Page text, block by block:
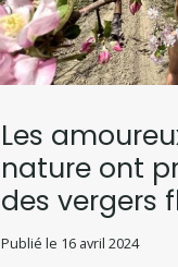
Les
nature ont
des vergers
Publié le 16 avril 2024